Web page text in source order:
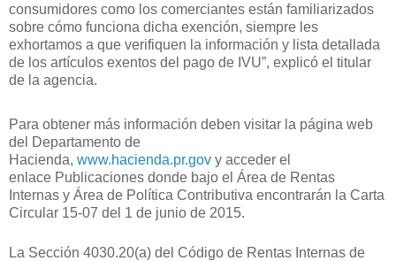
consumidores como los comerciantes están familiarizados
sobre cómo funciona dicha exención, siempre les
exhortamos a que verifiquen la información y lista detallada
de los artículos exentos del pago de IVU”, explicó el titular
de la agencia.
Para obtener más información deben visitar la página web
del Departamento de
Hacienda, www.hacienda.pr.gov y acceder el
enlace Publicaciones donde bajo el Área de Rentas
Internas y Área de Política Contributiva encontrarán la Carta
Circular 15-07 del 1 de junio de 2015.
La Sección 4030.20(a) del Código de Rentas Internas de